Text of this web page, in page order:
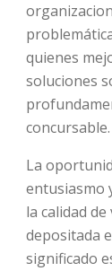
quienes
soluciones
concursable.
La
entusiasmo
la calidad
depositada
significado